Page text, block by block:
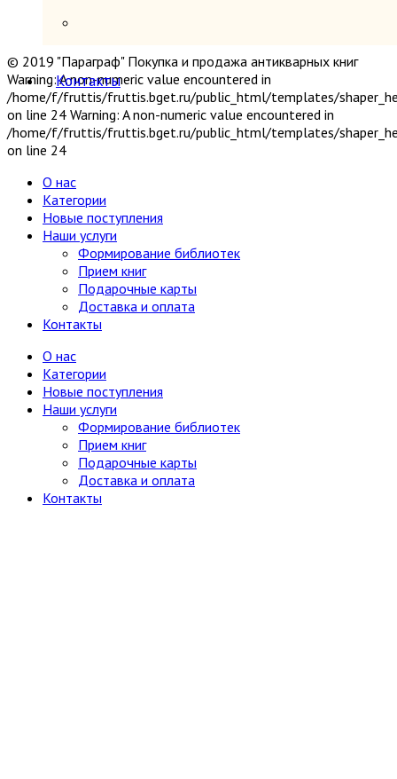
Контакты
© 2019 "Параграф" Покупка и продажа антикварных книг
Warning: A non-numeric value encountered in
/home/f/fruttis/fruttis.bget.ru/public_html/templates/
on line 24 Warning: A non-numeric value encountered in
/home/f/fruttis/fruttis.bget.ru/public_html/templates/
on line 24
О нас
Категории
Новые поступления
Наши услуги
Формирование библиотек
Прием книг
Подарочные карты
Доставка и оплата
Контакты
О нас
Категории
Новые поступления
Наши услуги
Формирование библиотек
Прием книг
Подарочные карты
Доставка и оплата
Контакты